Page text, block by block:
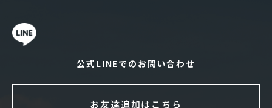
公式LINEでのお問い合わせ
お友達追加はこちら